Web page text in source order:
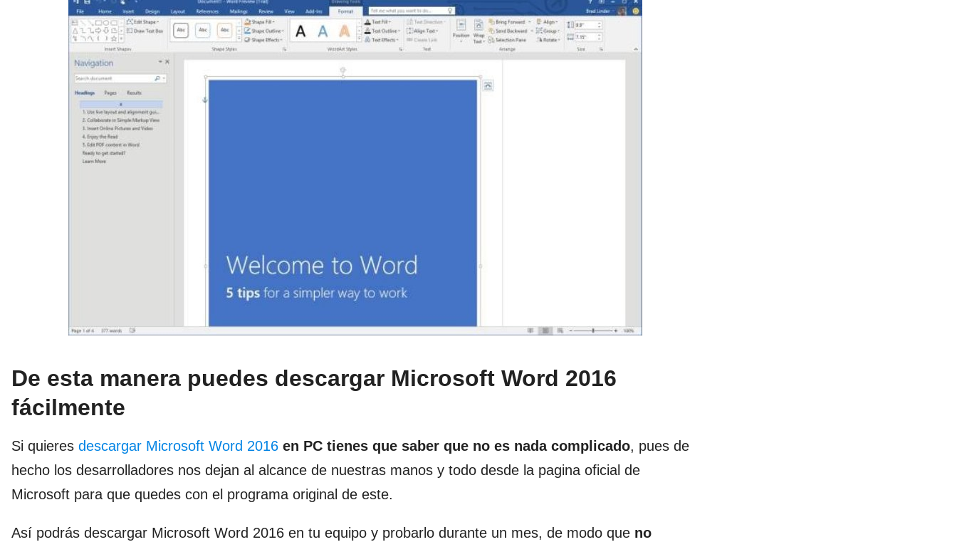
De esta manera puedes descargar Microsoft Word 2016
fácilmente
Si quieres descargar Microsoft Word 2016 en PC tienes que saber que no es nada complicado, pues de
hecho los desarrolladores nos dejan al alcance de nuestras manos y todo desde la pagina oficial de
Microsoft para que quedes con el programa original de este.
Así podrás descargar Microsoft Word 2016 en tu equipo y probarlo durante un mes, de modo que no